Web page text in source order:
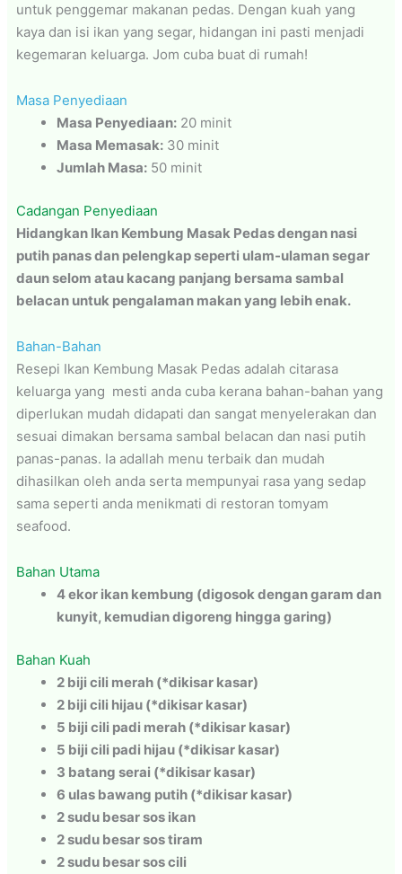
untuk penggemar makanan pedas. Dengan kuah yang
kaya dan isi ikan yang segar, hidangan ini pasti menjadi
kegemaran keluarga. Jom cuba buat di rumah!
Masa Penyediaan
Masa Penyediaan: 20 minit
Masa Memasak: 30 minit
Jumlah Masa: 50 minit
Cadangan Penyediaan
Hidangkan Ikan Kembung Masak Pedas dengan nasi
putih panas dan pelengkap seperti ulam-ulaman segar
daun selom atau kacang panjang bersama sambal
belacan untuk pengalaman makan yang lebih enak.
Bahan-Bahan
Resepi Ikan Kembung Masak Pedas adalah citarasa
keluarga yang mesti anda cuba kerana bahan-bahan yang
diperlukan mudah didapati dan sangat menyelerakan dan
sesuai dimakan bersama sambal belacan dan nasi putih
panas-panas. Ia adallah menu terbaik dan mudah
dihasilkan oleh anda serta mempunyai rasa yang sedap
sama seperti anda menikmati di restoran tomyam
seafood.
Bahan Utama
4 ekor ikan kembung (digosok dengan garam dan
kunyit, kemudian digoreng hingga garing)
Bahan Kuah
2 biji cili merah (*dikisar kasar)
2 biji cili hijau (*dikisar kasar)
5 biji cili padi merah (*dikisar kasar)
5 biji cili padi hijau (*dikisar kasar)
3 batang serai (*dikisar kasar)
6 ulas bawang putih (*dikisar kasar)
2 sudu besar sos ikan
2 sudu besar sos tiram
2 sudu besar sos cili